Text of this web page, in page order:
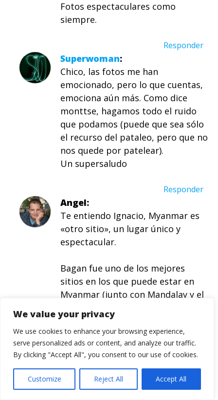
We value your privacy
We use cookies to enhance your browsing experience,
serve personalized ads or content, and analyze our traffic.
By clicking "Accept All", you consent to our use of cookies.
Customize Reject All Accept All
Fotos espectaculares como
siempre.
Responder
Superwoman
Chico, las fotos me han
emocionado, pero lo que cuentas,
emociona aún más. Como dice
monttse, hagamos todo el ruido
que podamos (puede que sea sólo
el recurso del pataleo, pero que no
nos quede por patelear).
Un supersaludo
Responder
Angel
Te entiendo Ignacio, Myanmar es
«otro sitio», un lugar único y
espectacular.
Bagan fue uno de los mejores
sitios en los que puede estar en
Myanmar (junto con Mandalay y el
Un abrazo y muchos ánimos.
Sonriiie!!! Click
Responder
cilinderman